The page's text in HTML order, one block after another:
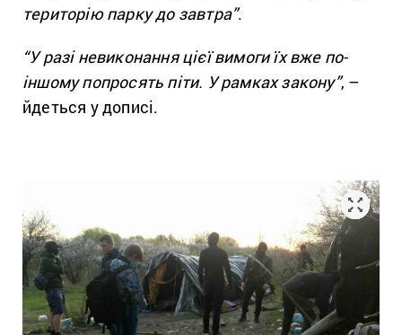
територію парку до завтра”.
“У разі невиконання цієї вимоги їх вже по-
іншому попросять піти. У рамках закону”, –
йдеться у дописі.